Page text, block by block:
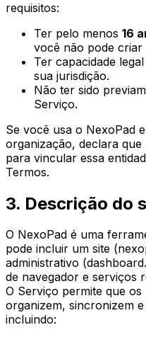
requisitos:
Ter pelo menos 16
você não pode
Ter capacidade
sua jurisdição.
Não ter sido
Serviço.
Se você usa o NexoPad
organização, declara
para vincular essa
Termos.
3. Descrição do
O NexoPad é uma
pode incluir um site
administrativo
de navegador e serviços
O Serviço permite que
organizem, sincronizem
incluindo: